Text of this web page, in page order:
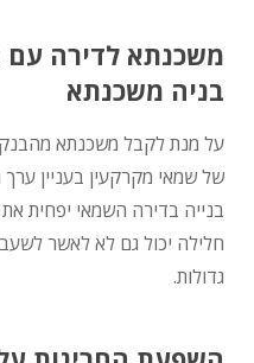
משכנתא לדירה עם
בניה משכנתא
על מנת לקבל משכנתא
של שמאי מקרקעין בעניין
בנייה בדירה השמאי יפחית
חלילה יכול גם לא לאשר
גדולות.